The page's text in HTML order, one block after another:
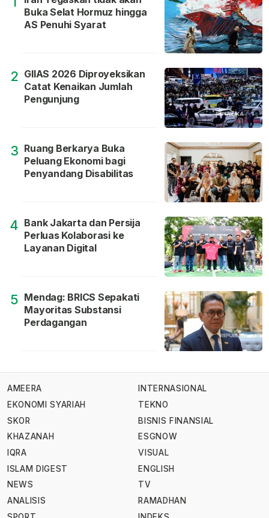
Buka Selat Hormuz hingga
AS Penuhi Syarat
2 GIIAS 2026 Diproyeksikan
Catat Kenaikan Jumlah
Pengunjung
3 Ruang Berkarya Buka
Peluang Ekonomi bagi
Penyandang Disabilitas
4 Bank Jakarta dan Persija
Perluas Kolaborasi ke
Layanan Digital
5 Mendag: BRICS Sepakati
Mayoritas Substansi
Perdagangan
AMEERA
EKONOMI SYARIAH
SKOR
KHAZANAH
IQRA
ISLAM DIGEST
NEWS
ANALISIS
INTERNASIONAL
TEKNO
BISNIS FINANSIAL
ESGNOW
VISUAL
ENGLISH
TV
RAMADHAN